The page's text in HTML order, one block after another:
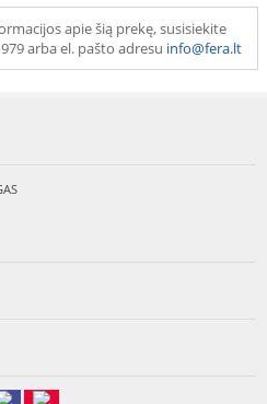
apie šią prekę, susisiekite
arba el. pašto adresu info@fera.lt